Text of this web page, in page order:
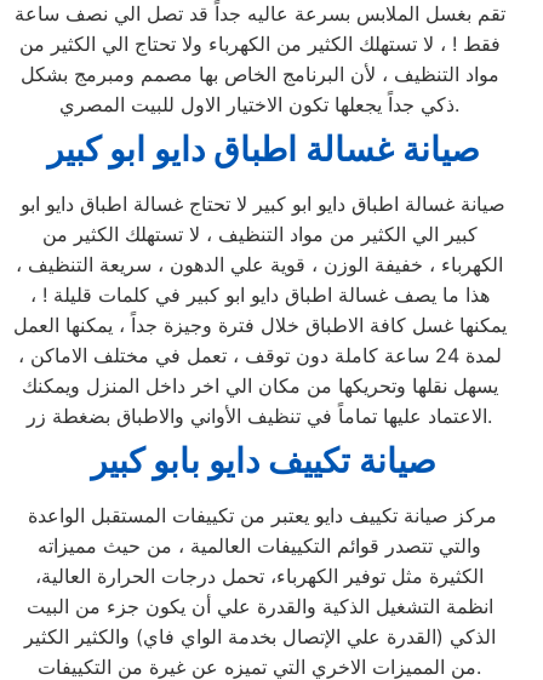
تقم بغسل الملابس بسرعة عاليه جداً قد تصل الي نصف ساعة
فقط ! ، لا تستهلك الكثير من الكهرباء ولا تحتاج الي الكثير من
مواد التنظيف ، لأن البرنامج الخاص بها مصمم ومبرمج بشكل
ذكي جداً يجعلها تكون الاختيار الاول للبيت المصري.
صيانة غسالة اطباق دايو ابو كبير
كبير الي الكثير من مواد التنظيف ، لا تستهلك الكثير من
الكهرباء ، خفيفة الوزن ، قوية علي الدهون ، سريعة التنظيف ،
هذا ما يصف غسالة اطباق دايو ابو كبير في كلمات قليلة ! ،
يمكنها غسل كافة الاطباق خلال فترة وجيزة جداً ، يمكنها العمل
لمدة 24 ساعة كاملة دون توقف ، تعمل في مختلف الاماكن ،
يسهل نقلها وتحريكها من مكان الي اخر داخل المنزل ويمكنك
الاعتماد عليها تماماً في تنظيف الأواني والاطباق بضغطة زر.
صيانة تكييف دايو بابو كبير
والتي تتصدر قوائم التكييفات العالمية ، من حيث مميزاته
الكثيرة مثل توفير الكهرباء، تحمل درجات الحرارة العالية،
انظمة التشغيل الذكية والقدرة علي أن يكون جزء من البيت
الذكي (القدرة علي الإتصال بخدمة الواي فاي) والكثير الكثير
من المميزات الاخري التي تميزه عن غيرة من التكييفات.